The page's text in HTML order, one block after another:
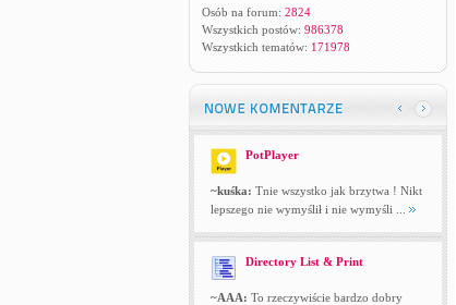
Osób na forum: 2824
Wszystkich postów: 986378
Wszystkich tematów: 171978
PotPlayer
~kuśka: Tnie wszystko jak brzytwa ! Nikt
lepszego nie wymyślił i nie wymyśli ...
Directory List & Print
~AAA: To rzeczywiście bardzo dobry